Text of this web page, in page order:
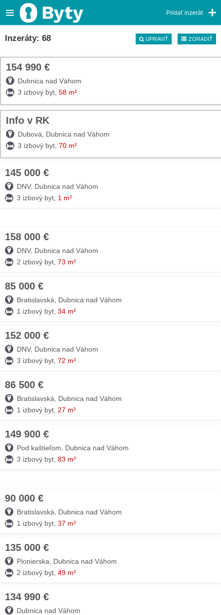
Pridať inzerát
Inzeráty: 68 UPRAVIŤ ZORADIŤ
TOP
154 990 €
Dubnica nad Váhom
3 izbový byt, 58 m²
TOP
Info v RK
Dubová, Dubnica nad Váhom
3 izbový byt, 70 m²
145 000 €
DNV, Dubnica nad Váhom
3 izbový byt, 1 m²
158 000 €
DNV, Dubnica nad Váhom
2 izbový byt, 73 m²
85 000 €
Bratislavská, Dubnica nad Váhom
1 izbový byt, 34 m²
152 000 €
DNV, Dubnica nad Váhom
3 izbový byt, 72 m²
86 500 €
Bratislavská, Dubnica nad Váhom
1 izbový byt, 27 m²
149 900 €
Pod kaštieľom, Dubnica nad Váhom
3 izbový byt, 83 m²
90 000 €
Bratislavská, Dubnica nad Váhom
1 izbový byt, 37 m²
135 000 €
Pionierska, Dubnica nad Váhom
2 izbový byt, 49 m²
134 990 €
Dubnica nad Váhom